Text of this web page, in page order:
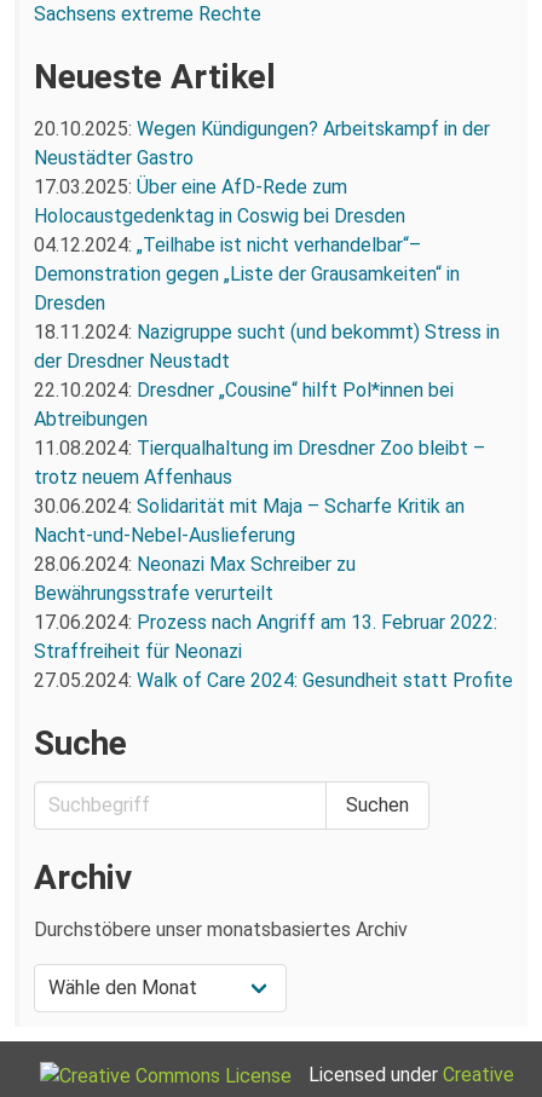
Sachsens extreme Rechte
Neueste Artikel
20.10.2025: Wegen Kündigungen? Arbeitskampf in der
Neustädter Gastro
17.03.2025: Über eine AfD-Rede zum
Holocaustgedenktag in Coswig bei Dresden
04.12.2024: „Teilhabe ist nicht verhandelbar“–
Demonstration gegen „Liste der Grausamkeiten“ in
Dresden
18.11.2024: Nazigruppe sucht (und bekommt) Stress in
der Dresdner Neustadt
22.10.2024: Dresdner „Cousine“ hilft Pol*innen bei
Abtreibungen
11.08.2024: Tierqualhaltung im Dresdner Zoo bleibt –
trotz neuem Affenhaus
30.06.2024: Solidarität mit Maja – Scharfe Kritik an
Nacht-und-Nebel-Auslieferung
28.06.2024: Neonazi Max Schreiber zu
Bewährungsstrafe verurteilt
17.06.2024: Prozess nach Angriff am 13. Februar 2022:
Straffreiheit für Neonazi
27.05.2024: Walk of Care 2024: Gesundheit statt Profite
Suche
Archiv
Durchstöbere unser monatsbasiertes Archiv
Licensed under Creative